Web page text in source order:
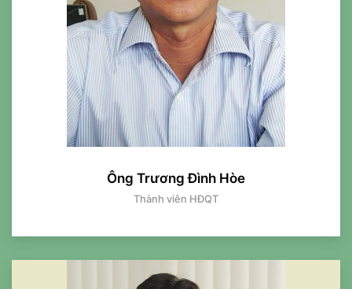
Ông Trương Đình Hòe
Thành viên HĐQT